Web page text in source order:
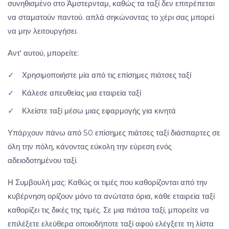
συνηθισμένο στο Άμστερνταμ, καθώς τα ταξί δεν επιτρέπεται
να σταματούν παντού. απλά σηκώνοντας το χέρι σας μπορεί
να μην λειτουργήσει.
Αντ' αυτού, μπορείτε:
✓
Χρησιμοποιήστε μία από τις επίσημες πιάτσες ταξί
✓
Κάλεσε απευθείας μια εταιρεία ταξί
✓
Κλείστε ταξί μέσω μιας εφαρμογής για κινητά
Υπάρχουν πάνω από 50 επίσημες πιάτσες ταξί διάσπαρτες σε
όλη την πόλη, κάνοντας εύκολη την εύρεση ενός
αδειοδοτημένου ταξί.
Η Συμβουλή μας: Καθώς οι τιμές που καθορίζονται από την
κυβέρνηση ορίζουν μόνο τα ανώτατα όρια, κάθε εταιρεία ταξί
καθορίζει τις δικές της τιμές. Σε μια πιάτσα ταξί, μπορείτε να
επιλέξετε ελεύθερα οποιοδήποτε ταξί αφού ελέγξετε τη λίστα